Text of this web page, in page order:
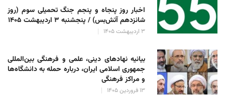
اخبار روز پنجاه و پنجم جنگ تحمیلی سوم (روز
شانزدهم آتش‌بس) / پنجشنبه ۳ اردیبهشت ۱۴۰۵
۳ اردیبهشت ۱۴۰۵
بیانیه نهادهای دینی، علمی و فرهنگی بین‌المللی
جمهوری اسلامی ایران، درباره حمله به دانشگاه‌ها
و مراکز فرهنگی
۱۳ فروردین ۱۴۰۵